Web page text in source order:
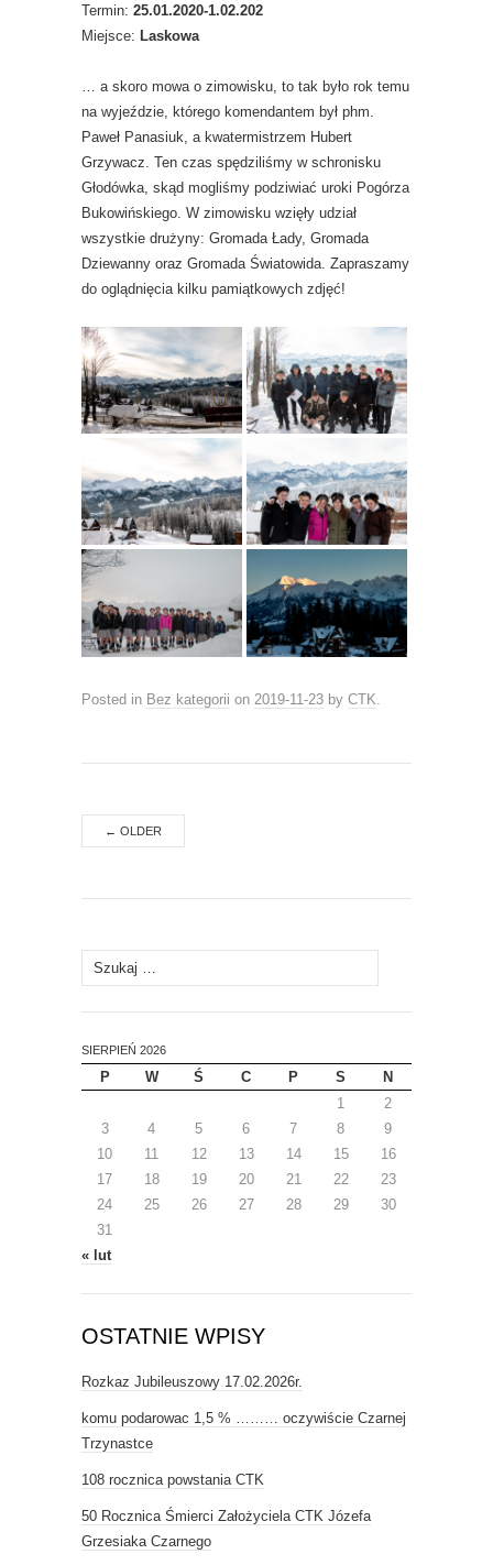
Termin: 25.01.2020-1.02.202
Miejsce: Laskowa
… a skoro mowa o zimowisku, to tak było rok temu
na wyjeździe, którego komendantem był phm.
Paweł Panasiuk, a kwatermistrzem Hubert
Grzywacz. Ten czas spędziliśmy w schronisku
Głodówka, skąd mogliśmy podziwiać uroki Pogórza
Bukowińskiego. W zimowisku wzięły udział
wszystkie drużyny: Gromada Łady, Gromada
Dziewanny oraz Gromada Światowida. Zapraszamy
do oglądnięcia kilku pamiątkowych zdjęć!
Posted in Bez kategorii on 2019-11-23 by CTK
← OLDER
Szukaj:
SIERPIEŃ 2026
P W Ś C P S
N
1
2
3
4 5 6 7 8
9
10
11 12 13 14 15
16
17
18 19 20 21 22
23
24
25 26 27 28 29
30
31
« lut
OSTATNIE WPISY
Rozkaz Jubileuszowy 17.02.2026r.
komu podarowac 1,5 % ……… oczywiście Czarnej
Trzynastce
108 rocznica powstania CTK
50 Rocznica Śmierci Założyciela CTK Józefa
Grzesiaka Czarnego